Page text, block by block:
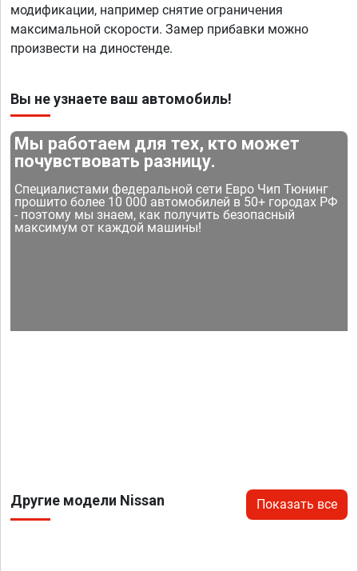
модификации, например снятие ограничения
максимальной скорости. Замер прибавки можно
произвести на диностенде.
Вы не узнаете ваш автомобиль!
Мы работаем для тех, кто может
почувствовать разницу.
Специалистами федеральной сети Евро Чип Тюнинг
прошито более 10 000 автомобилей в 50+ городах РФ
- поэтому мы знаем, как получить безопасный
максимум от каждой машины!
Другие модели Nissan Показать все